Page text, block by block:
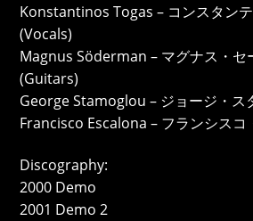
Konstantinos Togas – コンスタン
(Vocals)
Magnus Söderman – マグナス・セ
(Guitars)
George Stamoglou – ジョージ・ス
Francisco Escalona – フランシスコ
Discography:
2000 Demo
2001 Demo 2